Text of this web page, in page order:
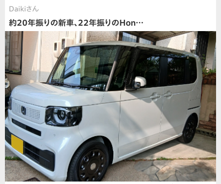
Daikiさん
約20年振りの新車、22年振りのHon…